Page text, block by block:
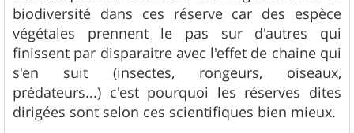
biodiversité dans ces réserve car des espèce
végétales prennent le pas sur d'autres qui
finissent par disparaitre avec l'effet de chaine qui
s'en suit (insectes, rongeurs, oiseaux,
prédateurs...) c'est pourquoi les réserves dites
dirigées sont selon ces scientifiques bien mieux.